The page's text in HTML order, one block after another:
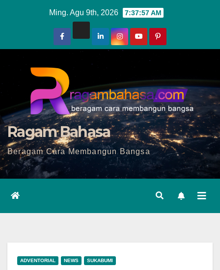
Ming. Agu 9th, 2026 7:37:58 AM
Ragam Bahasa
Beragam Cara Membangun Bangsa
ADVENTORIAL NEWS SUKABUMI